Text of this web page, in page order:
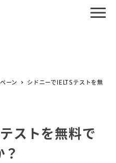
ーン
シドニーでIELTSテストを無
ストを無料で